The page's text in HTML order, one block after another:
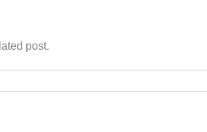
post.